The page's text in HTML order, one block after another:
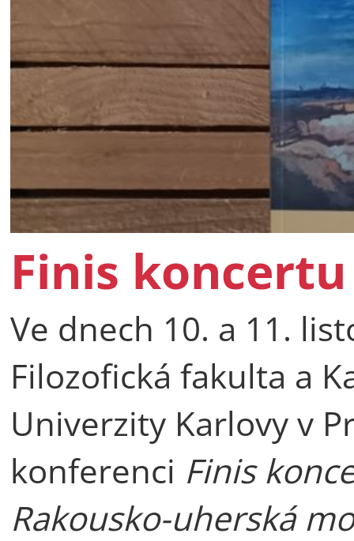
Finis
Ve dnech 10. a 11.
Filozofická fakulta a
Univerzity Karlovy v
konferenci Finis
Rakousko-uherská